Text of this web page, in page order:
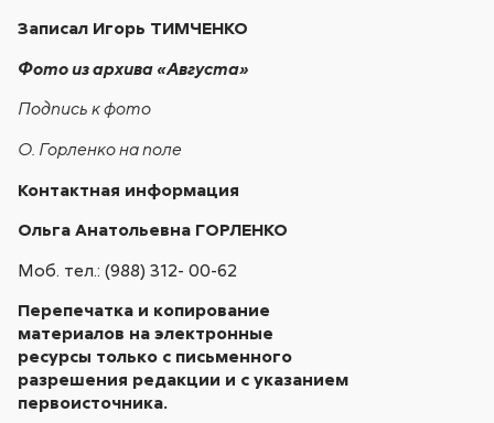
Записал Игорь ТИМЧЕНКО
Фото из архива «Августа»
Подпись к фото
О. Горленко на поле
Контактная информация
Ольга Анатольевна ГОРЛЕНКО
Моб. тел.: (988) 312- 00-62
Перепечатка и копирование
материалов на электронные
ресурсы только с письменного
разрешения редакции и с указанием
первоисточника.